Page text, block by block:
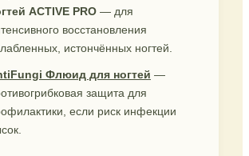
ACTIVE PRO— для
восстановления
истончённых ногтей.
Флюид для ногтей —
защита для
если риск инфекции